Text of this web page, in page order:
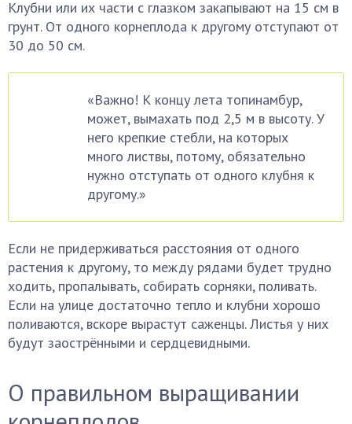
Клубни или их части с глазком закапывают на 15 см в
грунт. От одного корнеплода к другому отступают от
30 до 50 см.
«Важно! К концу лета топинамбур,
может, вымахать под 2,5 м в высоту. У
него крепкие стебли, на которых
много листвы, потому, обязательно
нужно отступать от одного клубня к
другому.»
Если не придерживаться расстояния от одного
растения к другому, то между рядами будет трудно
ходить, пропалывать, собирать сорняки, поливать.
Если на улице достаточно тепло и клубни хорошо
поливаются, вскоре вырастут саженцы. Листья у них
будут заострёнными и сердцевидными.
О правильном выращивании